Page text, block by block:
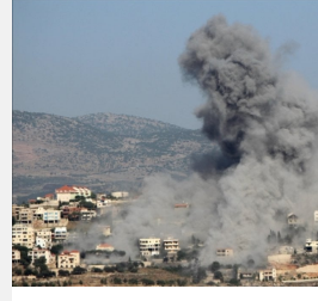
İzmir Yurttaş Meclisi 15 ilçeye
Onat Tüneli İzmir trafiğine
15:34 Nilüfer’e 7 yeni park
15:31 Körfez’e nefes aldıran